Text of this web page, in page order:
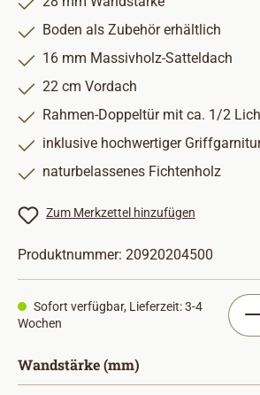
Boden als Zubehör erhältlich
16 mm Massivholz-Satteldach
22 cm Vordach
Rahmen-Doppeltür mit ca. 1/2
inklusive hochwertiger
naturbelassenes Fichtenholz
Zum Merkzettel hinzufügen
Produktnummer: 20920204500
Sofort verfügbar, Lieferzeit: 3-4
Wochen
Wandstärke (mm)